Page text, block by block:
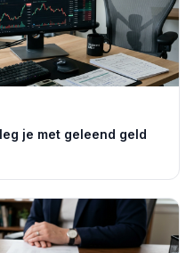
je met geleend geld